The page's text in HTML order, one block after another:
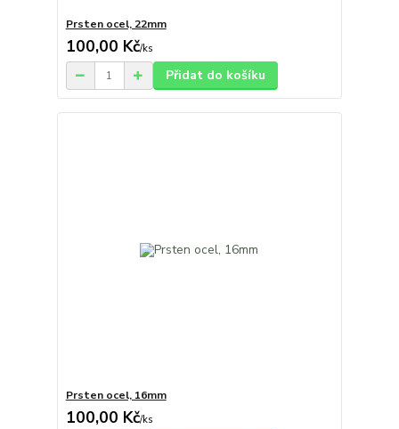
Prsten ocel, 22mm
100,00 Kč/ks
Přidat do košíku
Prsten ocel, 16mm
100,00 Kč/ks